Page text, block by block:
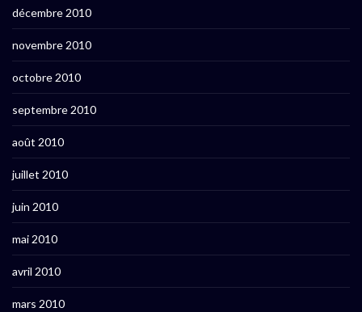
décembre 2010
novembre 2010
octobre 2010
septembre 2010
août 2010
juillet 2010
juin 2010
mai 2010
avril 2010
mars 2010